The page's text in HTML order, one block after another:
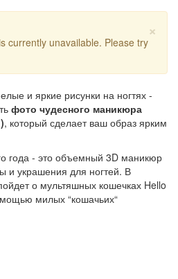
×
currently unavailable. Please try
и яркие рисунки на ногтях -
фото чудесного маникюра
, который сделает ваш образ ярким
года - это объемный 3D маникюр
и украшения для ногтей. В
о мультяшных кошечках Hello
милых “кошачьих“